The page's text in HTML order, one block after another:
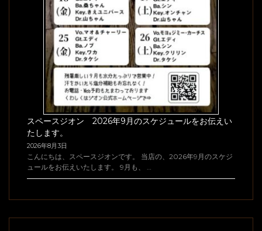
スペースジオン 2026年9月のスケジュールをお伝えい
たします。
2026年8月3日
こんにちは、スペースジオンです。 当店の、2026年9月のスケジ
ュールをお伝えいたします。 9月も、 …